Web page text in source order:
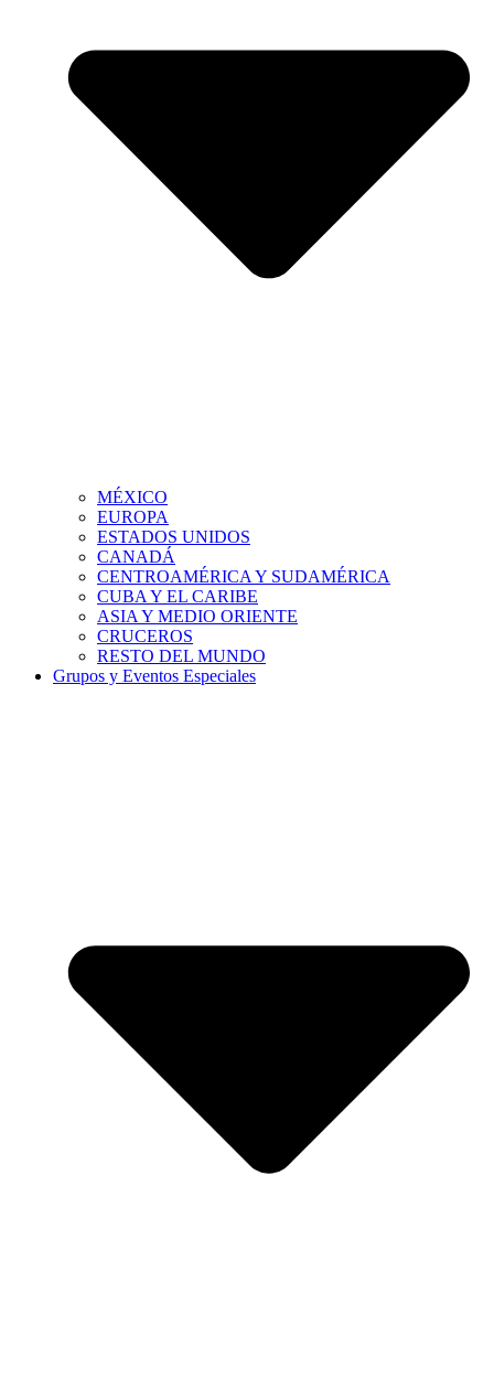
MÉXICO
EUROPA
ESTADOS UNIDOS
CANADÁ
CENTROAMÉRICA Y SUDAMÉRICA
CUBA Y EL CARIBE
ASIA Y MEDIO ORIENTE
CRUCEROS
RESTO DEL MUNDO
Grupos y Eventos Especiales